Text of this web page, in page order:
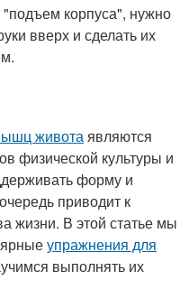
корпуса", нужно
вверх и сделать их
животаявляются
физической культуры и
форму и
приводит к
жизни. В этой статье мы
упражнения для
выполнять их